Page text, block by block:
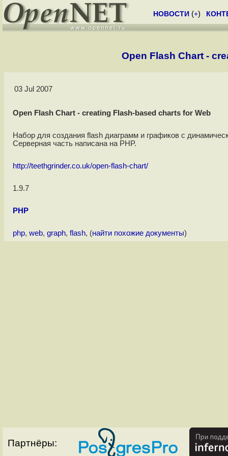
НОВОСТИ (+)
Open Flash Chart -
03 Jul 2007
Open Flash Chart - creating Flash-based charts for Web
Набор для создания flash диаграмм и графиков с
Серверная часть написана на PHP.
http://teethgrinder.co.uk/open-flash-chart/
1.9.7
PHP
php, web, graph, flash, (найти похожие документы)
Партнёры: